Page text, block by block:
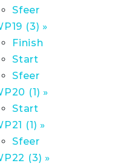
Sfeer
(3) »
Finish
Start
Sfeer
(1) »
Start
(1) »
Sfeer
(3) »